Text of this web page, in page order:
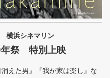
横浜シネマリン
祭 特別上映
えた男』『我が家は楽し』な